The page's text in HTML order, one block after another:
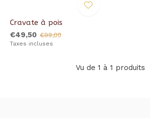
Cravate à pois
€49,50 €99,00
Taxes incluses
Vu de 1 à 1 produits